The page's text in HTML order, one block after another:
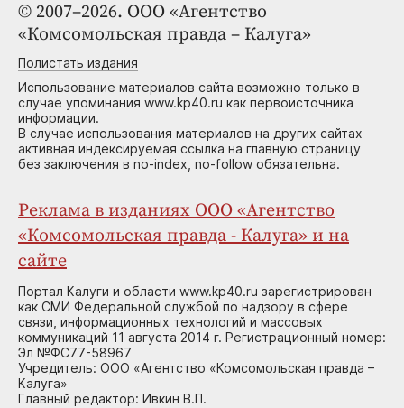
© 2007–2026. ООО «Агентство
«Комсомольская правда – Калуга»
Полистать издания
Использование материалов сайта возможно только в
случае упоминания www.kp40.ru как первоисточника
информации.
В случае использования материалов на других сайтах
активная индексируемая ссылка на главную страницу
без заключения в no-index, no-follow обязательна.
Реклама в изданиях ООО «Агентство
«Комсомольская правда - Калуга» и на
сайте
Портал Калуги и области www.kp40.ru зарегистрирован
как СМИ Федеральной службой по надзору в сфере
связи, информационных технологий и массовых
коммуникаций 11 августа 2014 г. Регистрационный номер:
Эл №ФС77-58967
Учредитель: ООО «Агентство «Комсомольская правда –
Калуга»
Главный редактор: Ивкин В.П.